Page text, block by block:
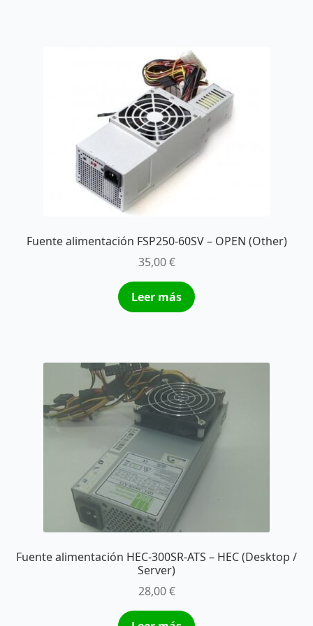
Fuente alimentación FSP250-60SV – OPEN (Other)
35,00€
Leer más
Fuente alimentación HEC-300SR-ATS – HEC (Desktop /
Server)
28,00€